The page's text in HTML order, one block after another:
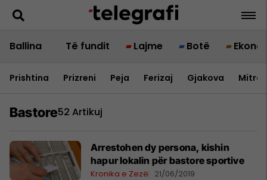
Ballina Të fundit Lajme Botë
Prishtina Prizreni Peja Ferizaj Gjakova
Bastore52 Artikuj
Arrestohen dy persona, kishin
hapur lokalin për bastore sportive
Kronika e Zezë 21/06/2019